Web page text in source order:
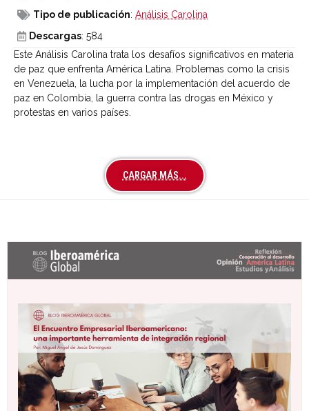
Tipo de publicación: Análisis Carolina
Descargas: 584
Este Análisis Carolina trata los desafíos significativos en materia
de paz que enfrenta América Latina. Problemas como la crisis
en Venezuela, la lucha por la implementación del acuerdo de
paz en Colombia, la guerra contra las drogas en México y
protestas en varios países.
CARGAR MÁS...
Últimas entradas Blog Iberoamérica global